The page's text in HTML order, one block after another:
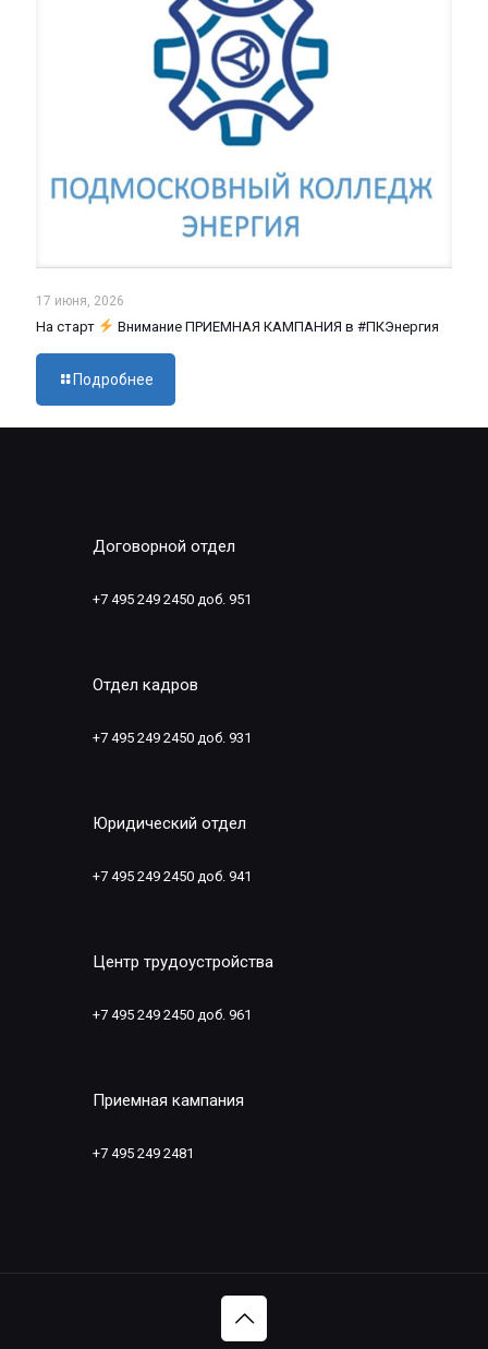
17 июня, 2026
На старт Внимание ПРИЕМНАЯ КАМПАНИЯ в #ПКЭнергия
Подробнее
Договорной отдел
+7 495 249 2450 доб. 951
Отдел кадров
+7 495 249 2450 доб. 931
Юридический отдел
+7 495 249 2450 доб. 941
Центр трудоустройства
+7 495 249 2450 доб. 961
Приемная кампания
+7 495 249 2481